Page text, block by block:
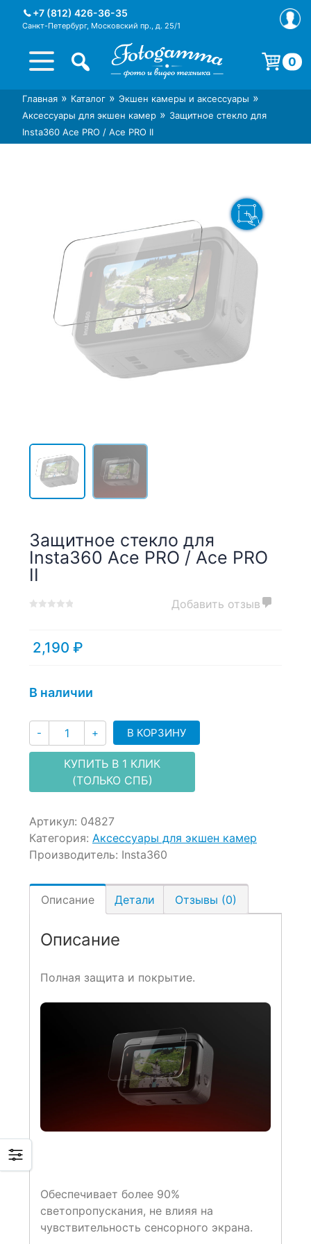
+7 (812) 426-36-35
Санкт-Петербург, Московский пр., д. 25/1
Интернет-магазин фототехники
Foto-Gamma в СПб
Магазин фотоаксессуаров foto-
gamma.ru
0
Корзина пуста.
Главная » Каталог » Экшен камеры и аксессуары »
Аксессуары для экшен камер » Защитное стекло для
Insta360 Ace PRO / Ace PRO II
Защитное стекло для
Insta360 Ace PRO / Ace PRO
II
of
based
ratings
Добавить отзыв
2,190 ₽
В наличии
- Количество
+ В КОРЗИНУ
КУПИТЬ В 1 КЛИК
(ТОЛЬКО СПБ)
Артикул: 04827
Категория: Аксессуары для экшен камер
Производитель: Insta360
Описание Детали Отзывы (0)
Описание
Полная защита и покрытие.
Обеспечивает более 90%
светопропускания, не влияя на
чувствительность сенсорного экрана.